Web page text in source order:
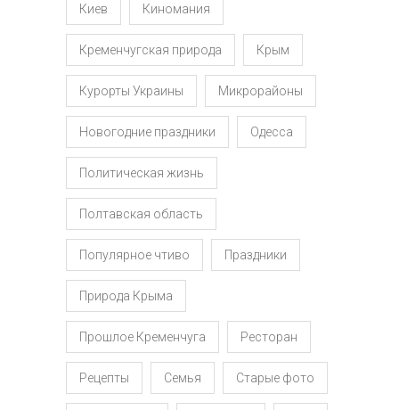
Киев Киномания
Кременчугская природа Крым
Курорты Украины Микрорайоны
Новогодние праздники Одесса
Политическая жизнь
Полтавская область
Популярное чтиво Праздники
Природа Крыма
Прошлое Кременчуга Ресторан
Рецепты Семья Старые фото